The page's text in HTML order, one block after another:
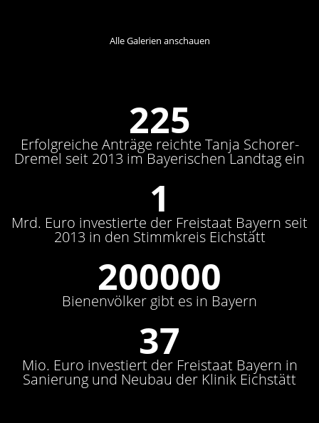
Alle Galerien anschauen
259
Erfolgreiche Anträge reichte Tanja Schorer-
Dremel seit 2013 im Bayerischen Landtag ein
1
Mrd. Euro investierte der Freistaat Bayern seit
2013 in den Stimmkreis Eichstätt
230000
Bienenvölker gibt es in Bayern
42
Mio. Euro investiert der Freistaat Bayern in
Sanierung und Neubau der Klinik Eichstätt